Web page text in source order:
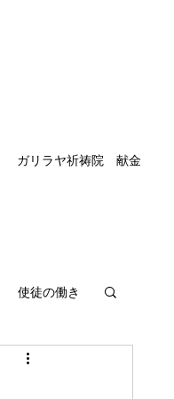
ガリラヤ祈祷院 献金
使徒の働き